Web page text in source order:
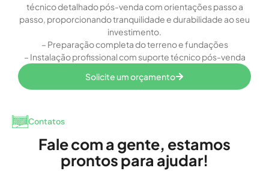
técnico detalhado pós-venda com orientações passo a
passo, proporcionando tranquilidade e durabilidade ao seu
investimento.
– Preparação completa do terreno e fundações
– Instalação profissional com suporte técnico pós-venda
Solicite um orçamento
Contatos
Fale com a gente, estamos
prontos para ajudar!